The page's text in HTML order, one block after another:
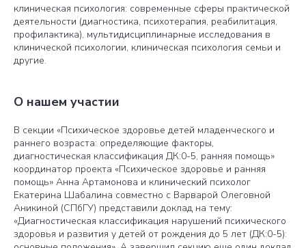
клиническая психология: современные сферы практической
деятельности (диагностика, психотерапия, реабилитация,
профилактика), мультидисциплинарные исследования в
клинической психологии, клиническая психология семьи и
другие.
О нашем участии
В секции «Психическое здоровье детей младенческого и
раннего возраста: определяющие факторы,
диагностическая классификация ДК:0-5, ранняя помощь»
координатор проекта «Психическое здоровье и ранняя
помощь» Анна Артамонова и клинический психолог
Екатерина Шабалина совместно с Варварой Олеговной
Аникиной (СПбГУ) представили доклад на тему:
«Диагностическая классификация нарушений психического
здоровья и развития у детей от рождения до 5 лет (ДК:0-5):